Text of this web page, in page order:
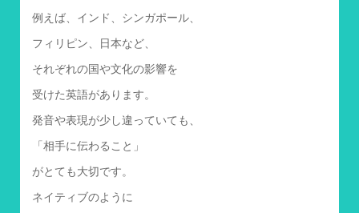
例えば、インド、シンガポール、
フィリピン、日本など、
それぞれの国や文化の影響を
受けた英語があります。
発音や表現が少し違っていても、
「相手に伝わること」
がとても大切です。
ネイティブのように